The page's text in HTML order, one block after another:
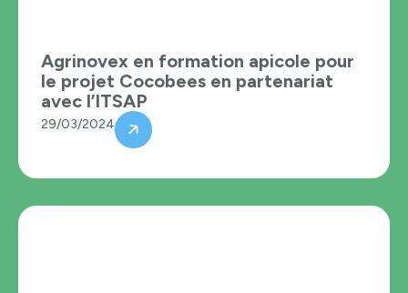
Agrinovex en formation apicole pour
le projet Cocobees en partenariat
avec l’ITSAP
29/03/2024